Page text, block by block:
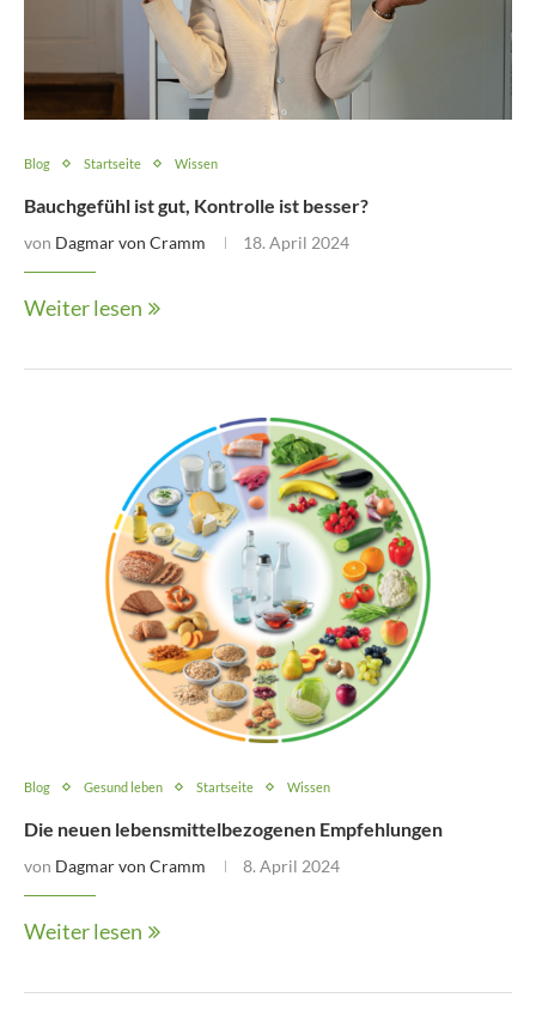
Blog Startseite Wissen
Bauchgefühl ist gut, Kontrolle ist besser?
von Dagmar von Cramm 18. April 2024
Weiter lesen
Blog Gesund leben Startseite Wissen
Die neuen lebensmittelbezogenen Empfehlungen
von Dagmar von Cramm 8. April 2024
Weiter lesen